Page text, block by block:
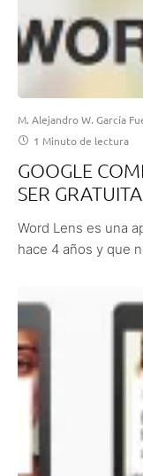
M. Alejandro W. García
1 Minuto de lectura
GOOGLE
SER
Word Lens es una
hace 4 años y que